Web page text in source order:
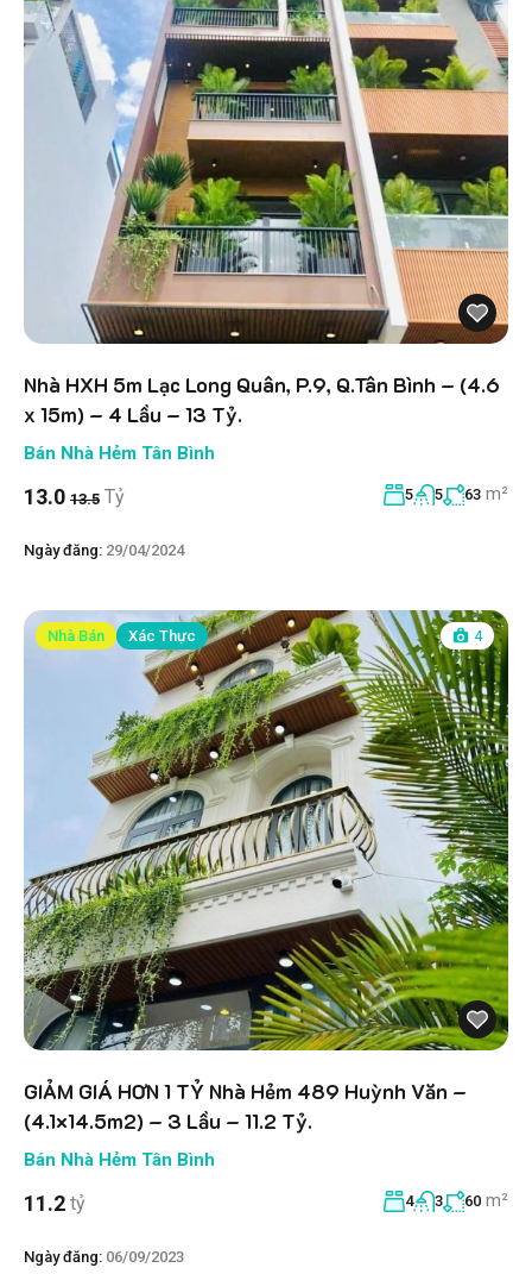
Nhà HXH 5m Lạc Long Quân, P.9, Q.Tân Bình – (4.6
x 15m) – 4 Lầu – 13 Tỷ.
Bán Nhà Hẻm Tân Bình
13.0 13.5 Tỷ 5 5 63 m²
Ngày đăng: 29/04/2024
Nhà Bán Xác Thực 4
GIẢM GIÁ HƠN 1 TỶ Nhà Hẻm 489 Huỳnh Văn –
(4.1×14.5m2) – 3 Lầu – 11.2 Tỷ.
Bán Nhà Hẻm Tân Bình
11.2 tỷ 4 3 60 m²
Ngày đăng: 06/09/2023